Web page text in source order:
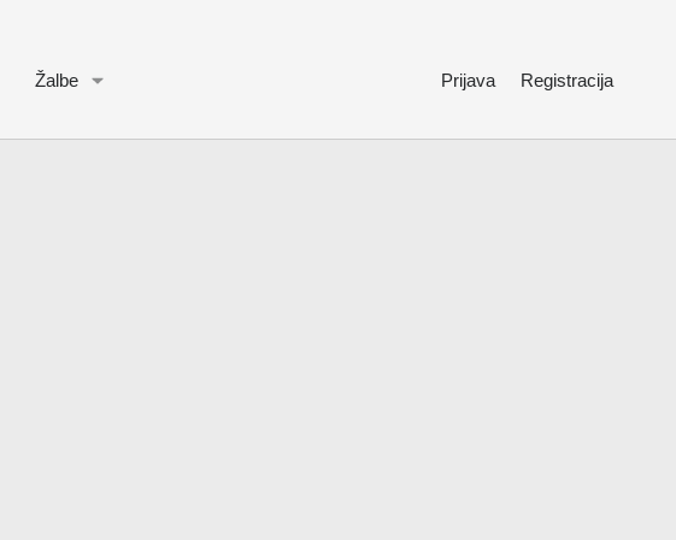
Žalbe Prijava Registracija